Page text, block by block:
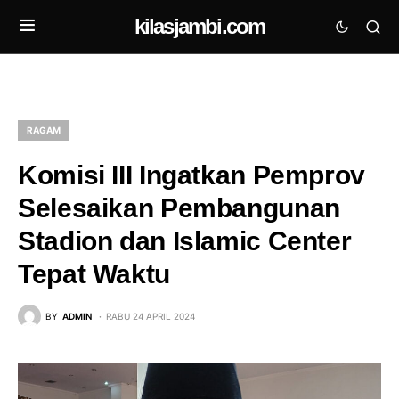
kilasjambi.com
RAGAM
Komisi III Ingatkan Pemprov
Selesaikan Pembangunan
Stadion dan Islamic Center
Tepat Waktu
BY ADMIN RABU 24 APRIL 2024